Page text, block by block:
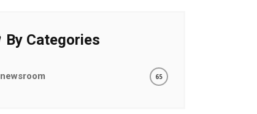
By Categories
newsroom 65